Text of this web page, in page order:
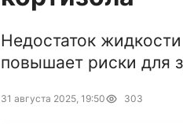
Недостаток
повышает риски для
31 августа 2025, 19:50 303